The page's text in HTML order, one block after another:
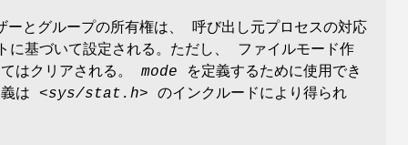
とグループの所有権は、 呼び出し元プロセスの対応
基づいて設定される。ただし、 ファイルモード作
はクリアされる。 mode を定義するために使用でき
は <sys/stat.h> のインクルードにより得られ